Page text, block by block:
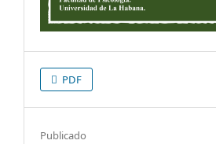
PDF
Publicado